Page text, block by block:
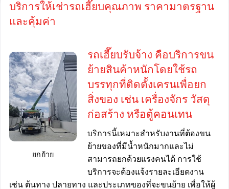
บริการให้เช่ารถเฮี๊ยบคุณภาพ ราคามาตรฐาน
และคุ้มค่า
ยกย้าย
รถเฮี๊ยบรับจ้าง คือบริการขน
ย้ายสินค้าหนักโดยใช้รถ
บรรทุกที่ติดตั้งเครนเพื่อยก
สิ่งของ เช่น เครื่องจักร วัสดุ
ก่อสร้าง หรือตู้คอนเทน
บริการนี้เหมาะสำหรับงานที่ต้องขน
ย้ายของที่มีน้ำหนักมากและไม่
สามารถยกด้วยแรงคนได้ การใช้
บริการจะต้องแจ้งรายละเอียดงาน
เช่น ต้นทาง ปลายทาง และประเภทของที่จะขนย้าย เพื่อให้ผู้